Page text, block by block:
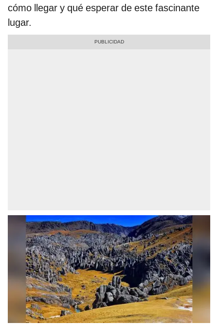
cómo llegar y qué esperar de este fascinante
lugar.